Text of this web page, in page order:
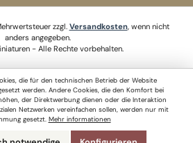
zzgl. Versandkosten, wenn nicht
anders angegeben.
- Alle Rechte vorbehalten.
die für den technischen Betrieb der Website
werden. Andere Cookies, die den Komfort bei
der Direktwerbung dienen oder die Interaktion
Netzwerken vereinfachen sollen, werden nur mit
gesetzt. Mehr informationen